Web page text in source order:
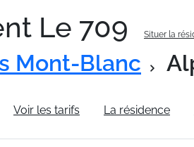
Le 709 Situer la
Mont-Blanc
Voir les tarifs La résidence